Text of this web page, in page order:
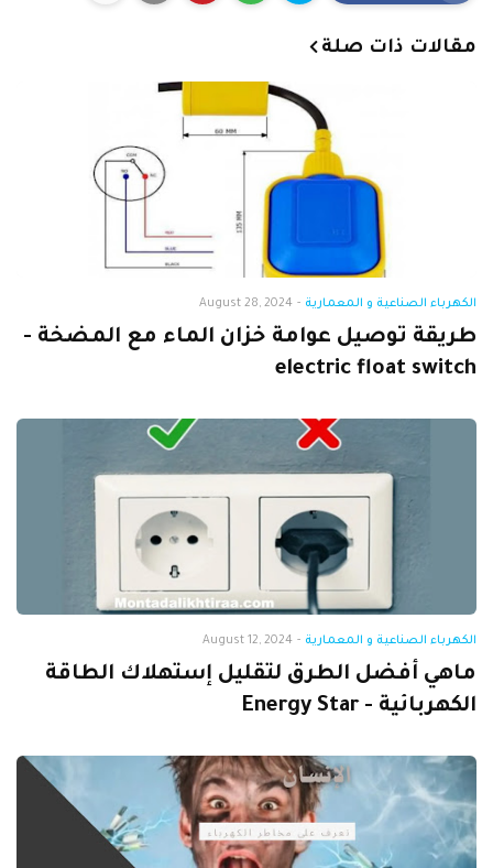
مقالات ذات صلة
الكهرباء الصناعية و المعمارية -
August 28, 2024
طريقة توصيل عوامة خزان الماء مع المضخة -
electric float switch
الكهرباء الصناعية و المعمارية -
August 12, 2024
ماهي أفضل الطرق لتقليل إستهلاك الطاقة
الكهربائية - Energy Star